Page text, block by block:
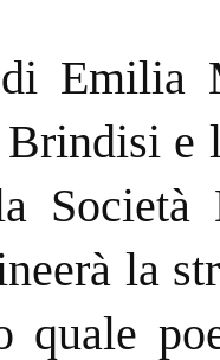
Emilia
e
la
quale